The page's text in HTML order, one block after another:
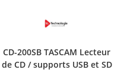
CD-200SB TASCAM Lecteur
de CD / supports USB et SD